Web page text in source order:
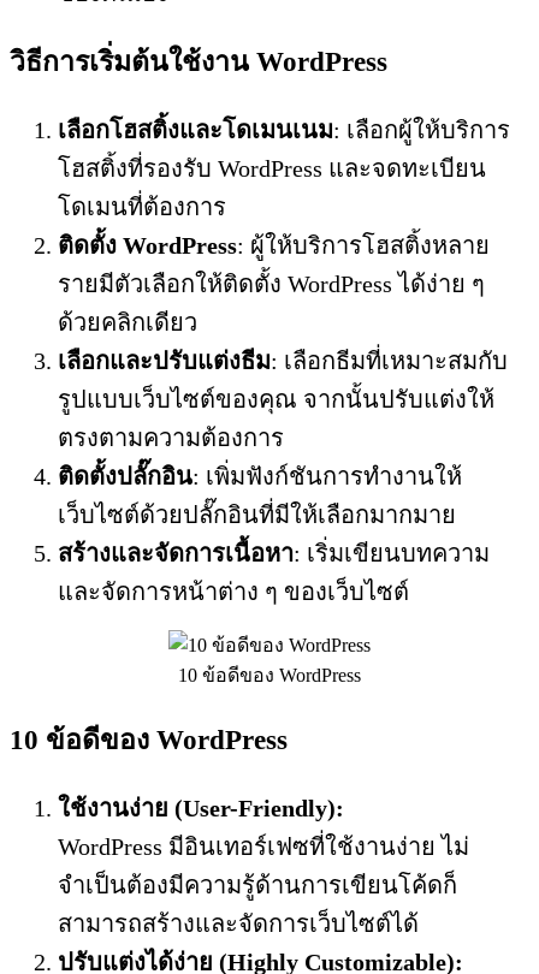
วิธีการเริ่มต้นใช้งาน WordPress
เลือกโฮสติ้งและโดเมนเนม: เลือกผู้ให้บริการ
โฮสติ้งที่รองรับ WordPress และจดทะเบียน
โดเมนที่ต้องการ
ติดตั้ง WordPress: ผู้ให้บริการโฮสติ้งหลาย
รายมีตัวเลือกให้ติดตั้ง WordPress ได้ง่าย ๆ
ด้วยคลิกเดียว
เลือกและปรับแต่งธีม: เลือกธีมที่เหมาะสมกับ
รูปแบบเว็บไซต์ของคุณ จากนั้นปรับแต่งให้
ตรงตามความต้องการ
ติดตั้งปลั๊กอิน: เพิ่มฟังก์ชันการทำงานให้
เว็บไซต์ด้วยปลั๊กอินที่มีให้เลือกมากมาย
สร้างและจัดการเนื้อหา: เริ่มเขียนบทความ
และจัดการหน้าต่าง ๆ ของเว็บไซต์
10 ข้อดีของ WordPress
10 ข้อดีของ WordPress
ใช้งานง่าย (User-Friendly):
WordPress มีอินเทอร์เฟซที่ใช้งานง่าย ไม่
จำเป็นต้องมีความรู้ด้านการเขียนโค้ดก็
สามารถสร้างและจัดการเว็บไซต์ได้
ปรับแต่งได้ง่าย (Highly Customizable):